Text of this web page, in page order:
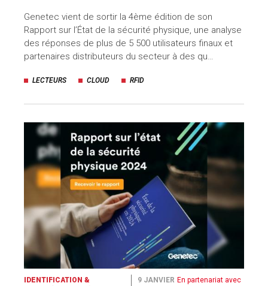
Genetec vient de sortir la 4ème édition de son
Rapport sur l’État de la sécurité physique, une analyse
des réponses de plus de 5 500 utilisateurs finaux et
partenaires distributeurs du secteur à des qu…
LECTEURS CLOUD RFID
IDENTIFICATION &
9 JANVIER En partenariat avec